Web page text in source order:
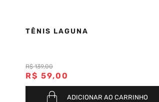
TÊNIS LAGUNA
R$ 139,00
R$ 59,00
ADICIONAR AO CARRINHO